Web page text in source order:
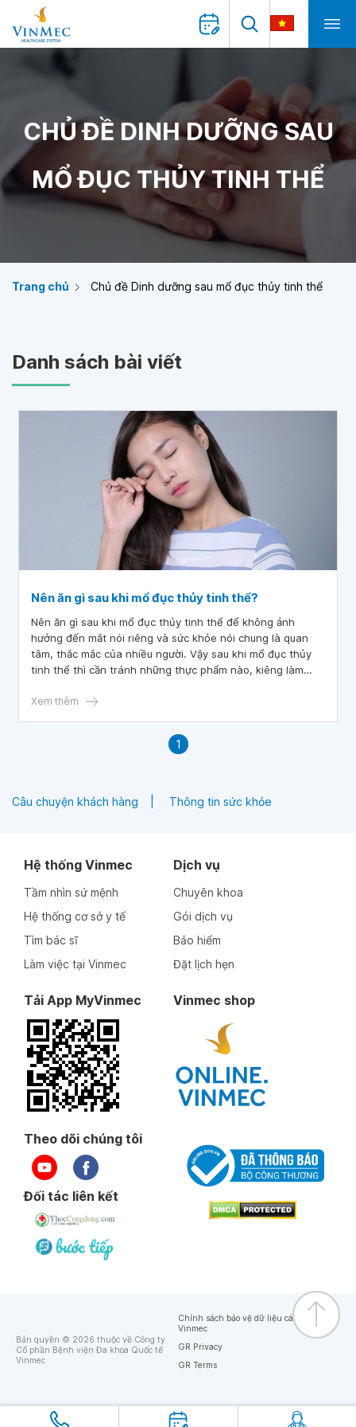
CHỦ ĐỀ DINH DƯỠNG SAU
MỔ ĐỤC THỦY TINH THỂ
Trang chủ Chủ đề Dinh dưỡng sau mổ đục thủy tinh thể
Danh sách bài viết
Nên ăn gì sau khi mổ đục thủy tinh thể?
Nên ăn gì sau khi mổ đục thủy tinh thể để không ảnh
hưởng đến mắt nói riêng và sức khỏe nói chung là quan
tâm, thắc mắc của nhiều người. Vậy sau khi mổ đục thủy
tinh thể thì cần tránh những thực phẩm nào, kiêng làm
Xem thêm
1
Câu chuyện khách hàng Thông tin sức khỏe
Hệ thống Vinmec
Tầm nhìn sứ mệnh
Hệ thống cơ sở y tế
Tìm bác sĩ
Làm việc tại Vinmec
Dịch vụ
Chuyên khoa
Gói dịch vụ
Bảo hiểm
Đặt lịch hẹn
Tải App MyVinmec Vinmec shop
Theo dõi chúng tôi
Đối tác liên kết
Bản quyền © 2026 thuộc về Công ty
Cổ phần Bệnh viện Đa khoa Quốc tế
Vinmec
Chính sách bảo vệ dữ liệu cá nhân của
Vinmec
GR Privacy
GR Terms